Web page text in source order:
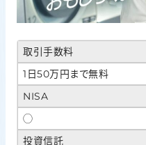
取引手数料
1日50万円まで無料
NISA
◯
投資信託